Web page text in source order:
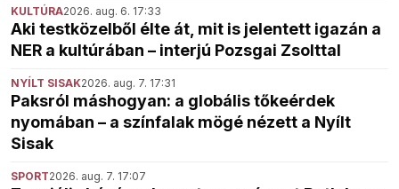
KULTÚRA2026. aug. 6. 17:33
Aki testközelből élte át, mit is jelentett igazán a
NER a kultúrában – interjú Pozsgai Zsolttal
NYÍLT SISAK2026. aug. 7. 17:31
Paksról máshogyan: a globális tőkeérdek
nyomában – a színfalak mögé nézett a Nyílt
Sisak
SPORT2026. aug. 7. 17:07